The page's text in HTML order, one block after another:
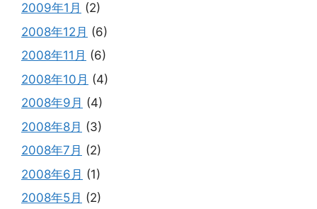
2009年1月 (2)
2008年12月 (6)
2008年11月 (6)
2008年10月 (4)
2008年9月 (4)
2008年8月 (3)
2008年7月 (2)
2008年6月 (1)
2008年5月 (2)